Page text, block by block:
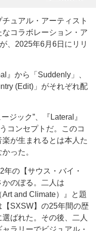
ュアル・アーティスト
コラボレーション・ア
、2025年6月6日にリリ
から「Suddenly」、
(Edit)」がそれぞれ配
ジック”、『Lateral』
コンセプトだ。このコ
が生まれるとは本人た
った。
の【サウス・バイ・
のぼる。二人は
Art and Climate）』と題
【SXSW】の25年間の歴
ばれた。その後、二人
ラリーでビジュアル・